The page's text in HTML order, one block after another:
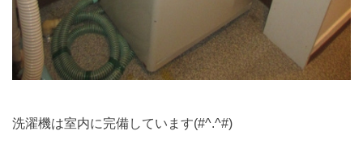
洗濯機は室内に完備しています(#^.^#)